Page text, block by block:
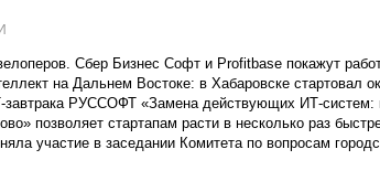
Сбер Бизнес Софт и Profitbase покажут
на Дальнем Востоке: в Хабаровске стартовал
завтрака РУССОФТ «Замена действующих ИТ-систем:
позволяет стартапам расти в несколько раз
участие в заседании Комитета по вопросам